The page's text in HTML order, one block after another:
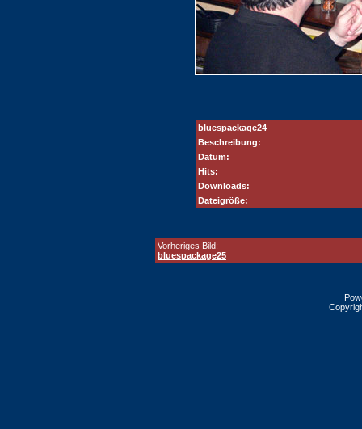
bluespackage24
Beschreibung:
Datum:
Hits:
Downloads:
Dateigröße:
Vorheriges Bild:
bluespackage25